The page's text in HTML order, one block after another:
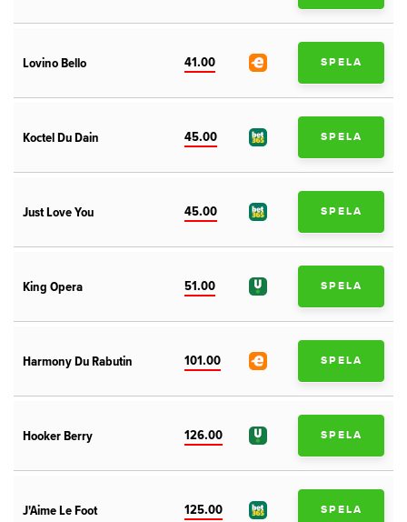
Lovino Bello 41.00 SPELA
Koctel Du Dain 45.00 SPELA
Just Love You 45.00 SPELA
King Opera 51.00 SPELA
Harmony Du Rabutin 101.00 SPELA
Hooker Berry 126.00 SPELA
J'Aime Le Foot 125.00 SPELA